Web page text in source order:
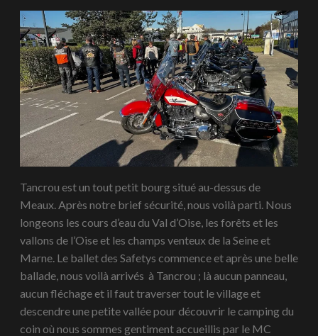
Tancrou est un tout petit bourg situé au-dessus de
Meaux. Après notre brief sécurité, nous voilà parti. Nous
longeons les cours d’eau du Val d’Oise, les forêts et les
vallons de l’Oise et les champs venteux de la Seine et
Marne. Le ballet des Safetys commence et après une belle
ballade, nous voilà arrivés à Tancrou ; là aucun panneau,
aucun fléchage et il faut traverser tout le village et
descendre une petite vallée pour découvrir le camping du
coin où nous sommes gentiment accueillis par le MC